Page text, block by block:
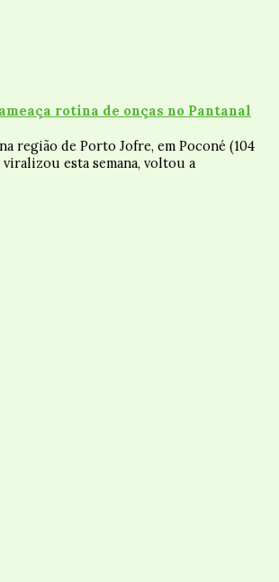
rotina de onças no Pantanal
região de Porto Jofre, em Poconé (104
viralizou esta semana, voltou a